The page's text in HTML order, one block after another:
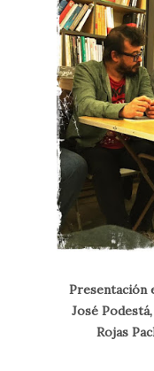
Presentación
José
Rojas